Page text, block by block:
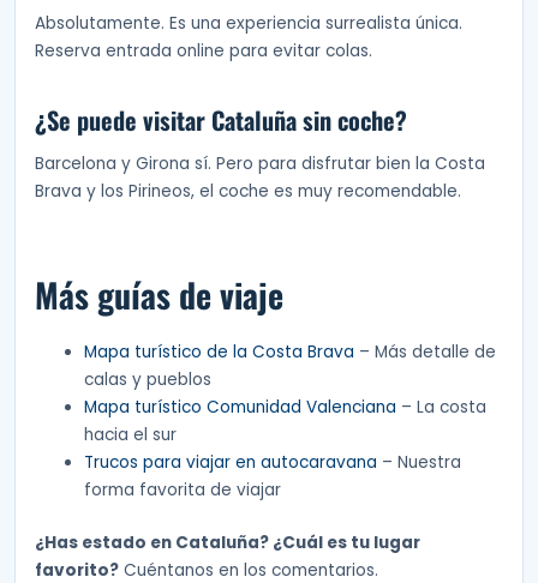
Absolutamente. Es una experiencia surrealista única.
Reserva entrada online para evitar colas.
¿Se puede visitar Cataluña sin coche?
Barcelona y Girona sí. Pero para disfrutar bien la Costa
Brava y los Pirineos, el coche es muy recomendable.
Más guías de viaje
Mapa turístico de la Costa Brava – Más detalle de
calas y pueblos
Mapa turístico Comunidad Valenciana – La costa
hacia el sur
Trucos para viajar en autocaravana – Nuestra
forma favorita de viajar
¿Has estado en Cataluña? ¿Cuál es tu lugar
favorito? Cuéntanos en los comentarios.